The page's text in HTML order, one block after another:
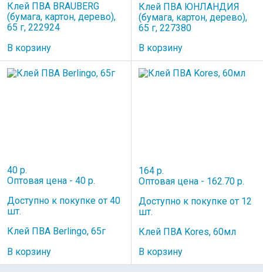
Клей ПВА BRAUBERG
(бумага, картон, дерево),
65 г, 222924
В корзину
Клей ПВА ЮНЛАНДИЯ
(бумага, картон, дерево),
65 г, 227380
В корзину
40 р.
Оптовая цена - 40 р.
Доступно к покупке от 40
шт.
Клей ПВА Berlingo, 65г
В корзину
164 р.
Оптовая цена - 162.70 р.
Доступно к покупке от 12
шт.
Клей ПВА Kores, 60мл
В корзину